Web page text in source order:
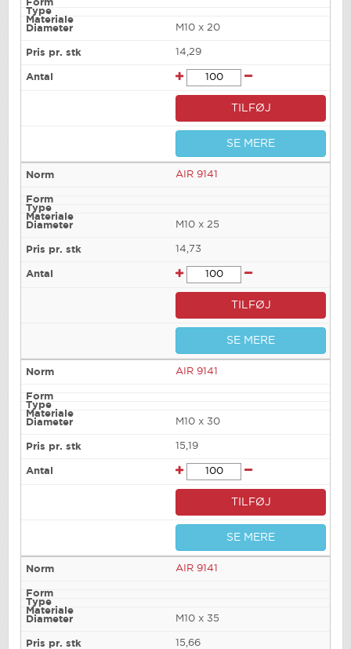
M10 x 20
14,29
TILFØJ
SE MERE
AIR 9141
M10 x 25
14,73
TILFØJ
SE MERE
AIR 9141
M10 x 30
15,19
TILFØJ
SE MERE
AIR 9141
M10 x 35
15,66